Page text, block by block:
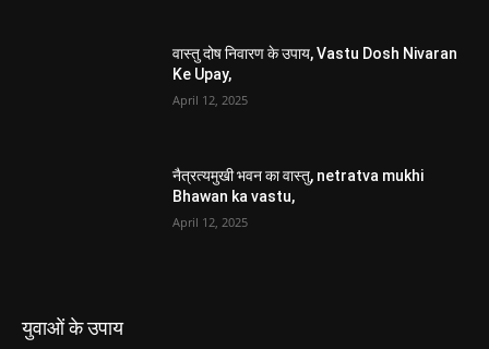
वास्तु दोष निवारण के उपाय, Vastu Dosh Nivaran
Ke Upay,
April 12, 2025
नैत्रत्यमुखी भवन का वास्तु, netratva mukhi
Bhawan ka vastu,
April 12, 2025
युवाओं के उपाय